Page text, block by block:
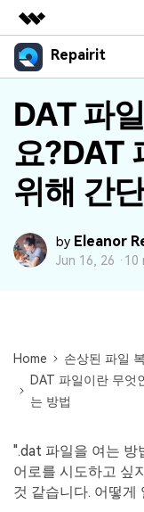
주요 제품
유틸리티
비즈니스
개요
솔루션
회사 소개
뉴스룸
플랜 및 가격
Repairit
프로그램
리페
크로스
관련 제품
기능
기본 기능
Repairit 소개
손상된 파일 복구
기술 인사이트
활용 & 가이드
외장 저장장치 복구
PC 복구
Repairit
인공지능 기반
Repairit --
DAT 파
요?DAT
위해 간
by Eleanor
Jun 16, 26 · 10
Home
손상된 파일
DAT 파일이란 무엇
는 방법
".dat 파일을 여는 방
어로를 시도하고 싶
것 같습니다. 어떻게